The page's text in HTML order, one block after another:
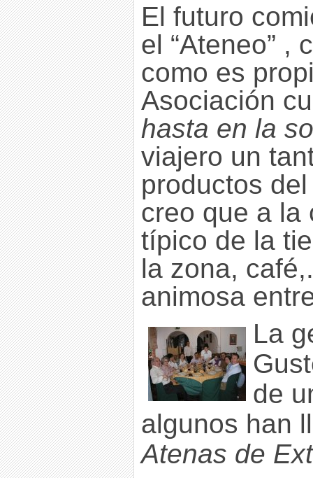
El futuro
el “Ateneo” ,
como es
Asociación
hasta en la
viajero un
productos
creo que a la
típico de la
la zona,
animosa
La
de
algunos han
Atenas de